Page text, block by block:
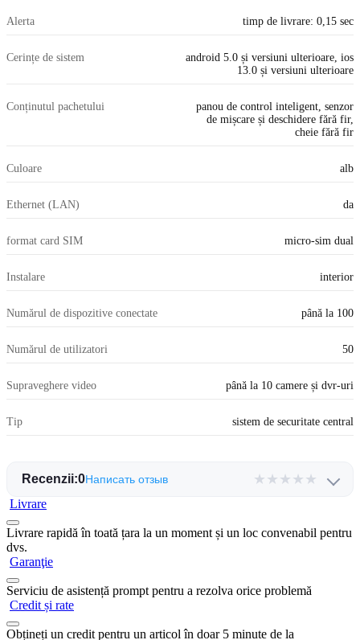
Alerta timp de livrare: 0,15 sec
Cerințe de sistem
android 5.0 și versiuni ulterioare, ios
13.0 și versiuni ulterioare
Conținutul pachetului
panou de control inteligent, senzor
de mișcare și deschidere fără fir,
cheie fără fir
Culoare alb
Ethernet (LAN) da
format card SIM micro-sim dual
Instalare interior
Numărul de dispozitive conectate până la 100
Numărul de utilizatori 50
Supraveghere video până la 10 camere și dvr-uri
Tip sistem de securitate central
Recenzii:0Написать отзыв ★ ★ ★ ★ ★
Livrare
Livrare rapidă în toată țara la un moment și un loc convenabil pentru
dvs.
Garanţie
Serviciu de asistență prompt pentru a rezolva orice problemă
Credit și rate
Obțineți un credit pentru un articol în doar 5 minute de la